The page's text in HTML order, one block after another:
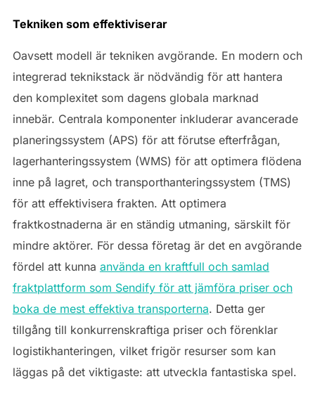
Tekniken som effektiviserar
Oavsett modell är tekniken avgörande. En modern och
integrerad teknikstack är nödvändig för att hantera
den komplexitet som dagens globala marknad
innebär. Centrala komponenter inkluderar avancerade
planeringssystem (APS) för att förutse efterfrågan,
lagerhanteringssystem (WMS) för att optimera flödena
inne på lagret, och transporthanteringssystem (TMS)
för att effektivisera frakten. Att optimera
fraktkostnaderna är en ständig utmaning, särskilt för
mindre aktörer. För dessa företag är det en avgörande
fördel att kunna använda en kraftfull och samlad
fraktplattform som Sendify för att jämföra priser och
boka de mest effektiva transporterna. Detta ger
tillgång till konkurrenskraftiga priser och förenklar
logistikhanteringen, vilket frigör resurser som kan
läggas på det viktigaste: att utveckla fantastiska spel.